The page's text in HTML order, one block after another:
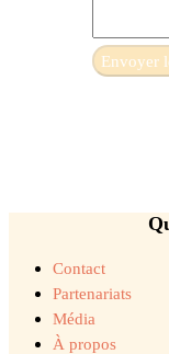
Contact
Partenariats
Média
À propos